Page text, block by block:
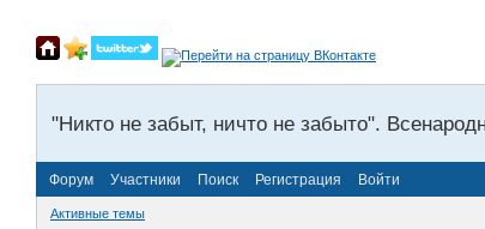
"Никто не забыт, ничто не забыто".
Форум Участники Поиск Регистрация Войти
Активные темы